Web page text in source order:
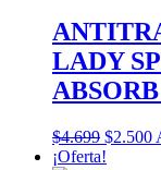
LADY
$4.699 El
precio
$2.500
¡Oferta!